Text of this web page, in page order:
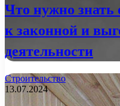
Что нужно
к законной и
деятельности
Строительство
13.07.2024